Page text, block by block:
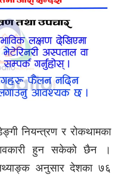
नियन्त्रण र रोकथामका
हुन सकेको छैन ।
अनुसार देशका ७६